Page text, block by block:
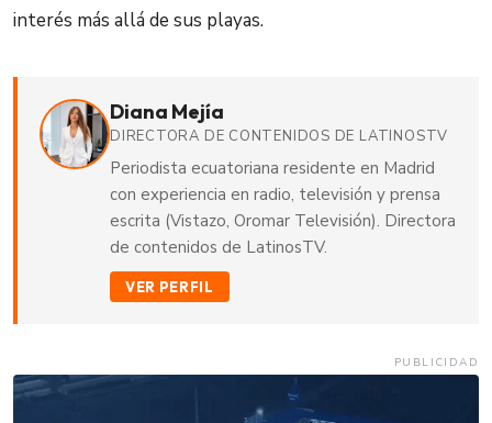
interés más allá de sus playas.
Diana Mejía
DIRECTORA DE CONTENIDOS DE LATINOSTV
Periodista ecuatoriana residente en Madrid
con experiencia en radio, televisión y prensa
escrita (Vistazo, Oromar Televisión). Directora
de contenidos de LatinosTV.
VER PERFIL
PUBLICIDAD